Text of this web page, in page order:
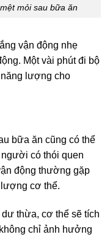
mỏi sau bữa ăn
vận động nhẹ
Một vài phút đi bộ
lượng cho
bữa ăn cũng có thể
có thói quen
động thường gặp
lượng cơ thể.
thừa, cơ thể sẽ tích
chỉ ảnh hưởng